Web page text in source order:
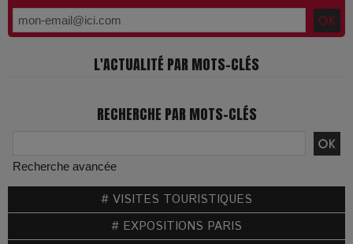
L'ACTUALITÉ PAR MOTS-CLÉS
RECHERCHE PAR MOTS-CLÉS
Recherche avancée
# VISITES TOURISTIQUES
# EXPOSITIONS PARIS